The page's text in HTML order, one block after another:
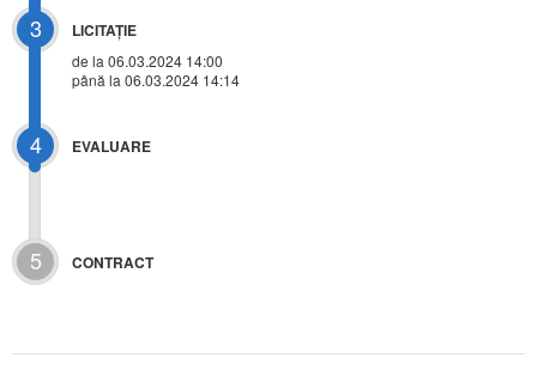
3 LICITAŢIE
de la 06.03.2024 14:00
până la 06.03.2024 14:14
4 EVALUARE
5 CONTRACT